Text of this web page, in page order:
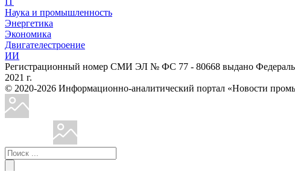
Наука и промышленность
Энергетика
Экономика
Двигателестроение
ИИ
Регистрационный номер СМИ ЭЛ № ФС 77 - 80668 выдано
2021 г.
© 2020-2026 Информационно-аналитический портал «Новости